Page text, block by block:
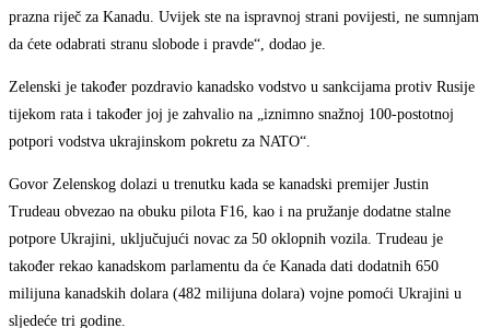
prazna riječ za Kanadu. Uvijek ste na ispravnoj strani povijesti, ne sumnjam
da ćete odabrati stranu slobode i pravde“, dodao je.
Zelenski je također pozdravio kanadsko vodstvo u sankcijama protiv Rusije
tijekom rata i također joj je zahvalio na „iznimno snažnoj 100-postotnoj
potpori vodstva ukrajinskom pokretu za NATO“.
Govor Zelenskog dolazi u trenutku kada se kanadski premijer Justin
Trudeau obvezao na obuku pilota F16, kao i na pružanje dodatne stalne
potpore Ukrajini, uključujući novac za 50 oklopnih vozila. Trudeau je
također rekao kanadskom parlamentu da će Kanada dati dodatnih 650
milijuna kanadskih dolara (482 milijuna dolara) vojne pomoći Ukrajini u
sljedeće tri godine.